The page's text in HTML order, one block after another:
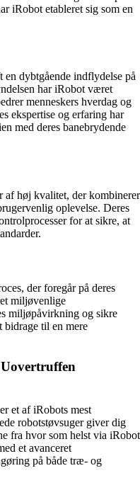
iRobot etableret sig som en
dybtgående indflydelse på
har iRobot været
menneskers hverdag og
ekspertise og erfaring har
med deres banebrydende
af høj kvalitet, der kombinerer
oplevelse. Deres
for at sikre, at
der foregår på deres
miljøvenlige
miljøpåvirkning og sikre
til en mere
et af iRobots mest
robotstøvsuger giver dig
fra hvor som helst via iRobot
et avanceret
på både træ- og